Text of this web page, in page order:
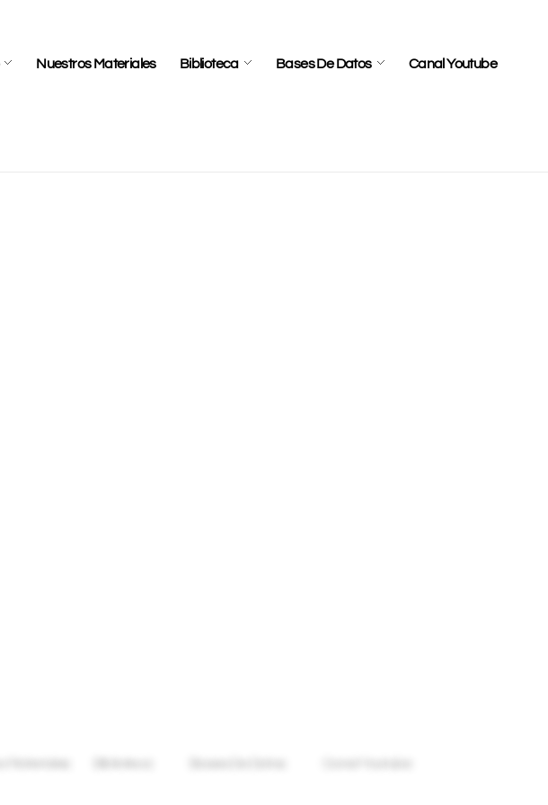
Nuestros Materiales Biblioteca Bases De Datos Canal Youtube